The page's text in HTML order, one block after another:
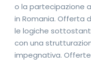
o la partecipazione
in Romania. Offerta
le logiche
con una
impegnativa.